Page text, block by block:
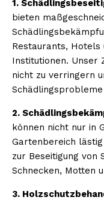
1.
bieten
Restaurants,
Institutionen. Unser
nicht zu verringern
2.
können nicht nur in
Gartenbereich
zur Beseitigung von
Schnecken, Motten
3.